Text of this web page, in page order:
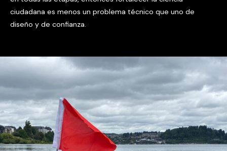
ciudadana es menos un problema técnico que uno de
diseño y de confianza.